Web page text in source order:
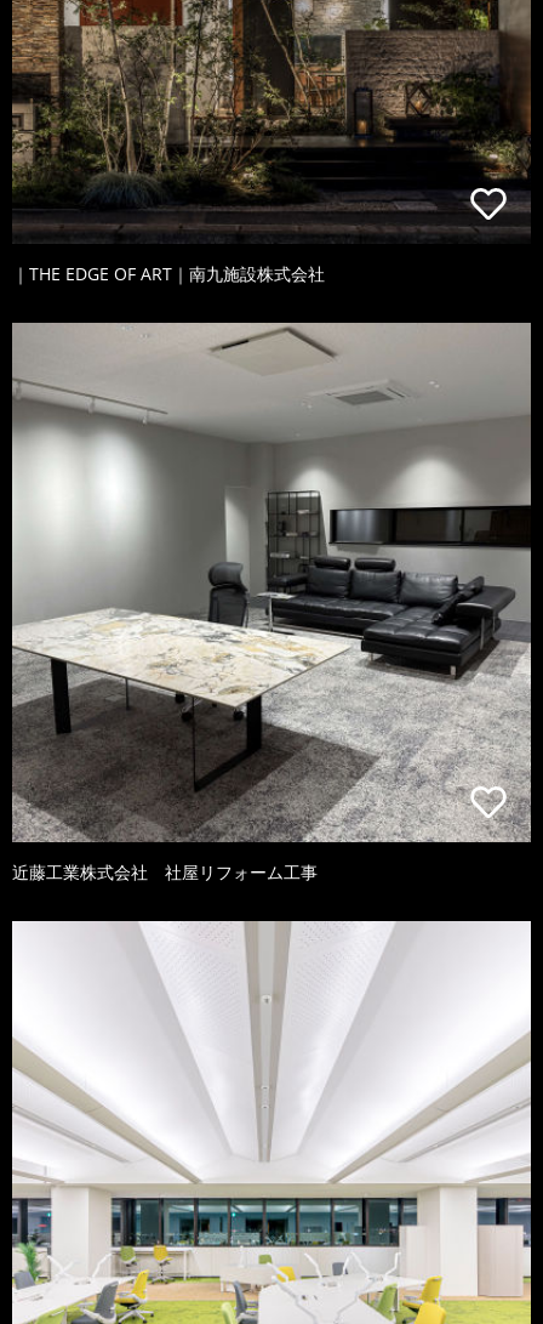
｜THE EDGE OF ART｜南九施設株式会社
近藤工業株式会社 社屋リフォーム工事